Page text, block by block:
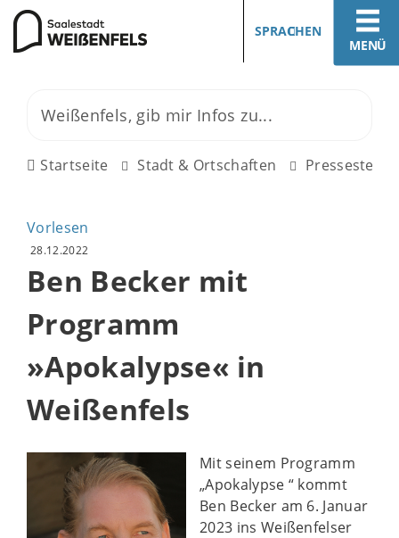
MENÜ
SPRACHEN
Startseite Stadt & Ortschaften Pressestelle
Vorlesen
28.12.2022
Ben Becker mit
Programm
»Apokalypse« in
Weißenfels
Mit seinem Programm
„Apokalypse “ kommt
Ben Becker am 6. Januar
2023 ins Weißenfelser